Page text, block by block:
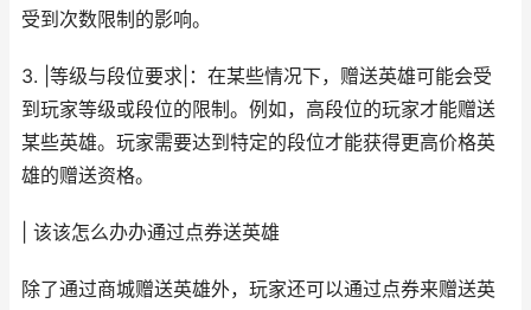
受到次数限制的影响。
3. |等级与段位要求|：在某些情况下，赠送英雄可能会受
到玩家等级或段位的限制。例如，高段位的玩家才能赠送
某些英雄。玩家需要达到特定的段位才能获得更高价格英
雄的赠送资格。
| 该该怎么办办通过点券送英雄
除了通过商城赠送英雄外，玩家还可以通过点券来赠送英